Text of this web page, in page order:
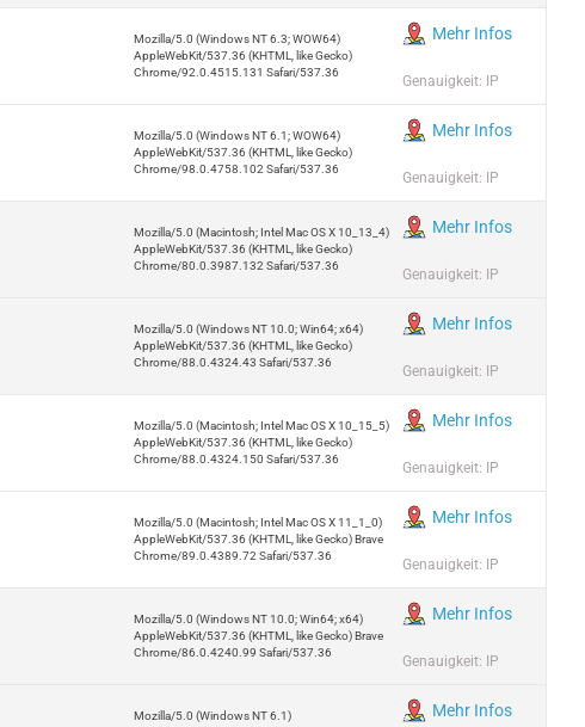
Mozilla/5.0 (Windows NT 6.3; WOW64)
AppleWebKit/537.36 (KHTML, like Gecko)
Chrome/92.0.4515.131 Safari/537.36
Mehr Infos
Genauigkeit: IP
Mozilla/5.0 (Windows NT 6.1; WOW64)
AppleWebKit/537.36 (KHTML, like Gecko)
Chrome/98.0.4758.102 Safari/537.36
Mehr Infos
Genauigkeit: IP
Mozilla/5.0 (Macintosh; Intel Mac OS X 10_13_4)
AppleWebKit/537.36 (KHTML, like Gecko)
Chrome/80.0.3987.132 Safari/537.36
Mehr Infos
Genauigkeit: IP
Mozilla/5.0 (Windows NT 10.0; Win64; x64)
AppleWebKit/537.36 (KHTML, like Gecko)
Chrome/88.0.4324.43 Safari/537.36
Mehr Infos
Genauigkeit: IP
Mozilla/5.0 (Macintosh; Intel Mac OS X 10_15_5)
AppleWebKit/537.36 (KHTML, like Gecko)
Chrome/88.0.4324.150 Safari/537.36
Mehr Infos
Genauigkeit: IP
Mozilla/5.0 (Macintosh; Intel Mac OS X 11_1_0)
AppleWebKit/537.36 (KHTML, like Gecko) Brave
Chrome/89.0.4389.72 Safari/537.36
Mehr Infos
Genauigkeit: IP
Mozilla/5.0 (Windows NT 10.0; Win64; x64)
AppleWebKit/537.36 (KHTML, like Gecko) Brave
Chrome/86.0.4240.99 Safari/537.36
Mehr Infos
Genauigkeit: IP
Mozilla/5.0 (Windows NT 6.1)
Mehr Infos